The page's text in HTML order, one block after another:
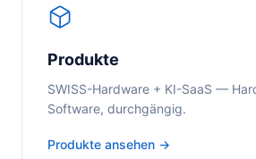
Produkte
SWISS-Hardware + KI-SaaS —
Software, durchgängig.
Produkte ansehen →